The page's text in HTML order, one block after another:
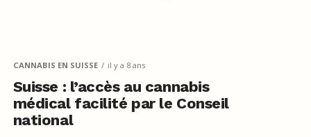
CANNABIS EN SUISSE il y a 8 ans
Suisse : l’accès au cannabis
médical facilité par le Conseil
national